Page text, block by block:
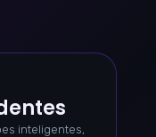
inteligentes,